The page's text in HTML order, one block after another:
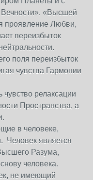
«Высшей
проявление Любви,
переизбыток
поля переизбыток
чувства Гармонии
релаксации
Пространства, а
в человеке,
Человек является
Разума,
человека.
не имеющий